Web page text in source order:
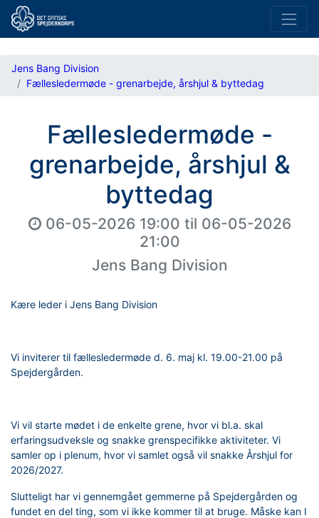
Jens Bang Division
Fællesledermøde - grenarbejde, årshjul & byttedag
Fællesledermøde -
grenarbejde, årshjul &
byttedag
06-05-2026 19:00 til 06-05-2026
21:00
Jens Bang Division
Kære leder i Jens Bang Division
Vi inviterer til fællesledermøde d. 6. maj kl. 19.00-21.00 på
Spejdergården.
Vi vil starte mødet i de enkelte grene, hvor vi bl.a. skal
erfaringsudveksle og snakke grenspecifikke aktiviteter. Vi
samler op i plenum, hvor vi samlet også vil snakke Årshjul for
2026/2027.
Slutteligt har vi gennemgået gemmerne på Spejdergården og
fundet en del ting, som vi ikke kommer til at bruge. Måske kan I